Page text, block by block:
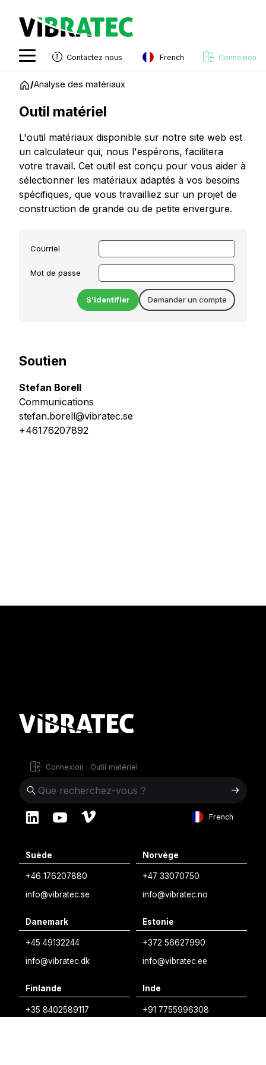
contenu
Contactez nous French
French
Estonian
Finnish
Danish
Connexion
/Analyse des matériaux
A
a
l
y
s
e
m
i
a
u
x
Outil matériel
L'outil matériaux disponible sur notre site web est
un calculateur qui, nous l'espérons, facilitera
votre travail. Cet outil est conçu pour vous aider à
sélectionner les matériaux adaptés à vos besoins
spécifiques, que vous travailliez sur un projet de
construction de grande ou de petite envergure.
Soutien
Stefan Borell
Communications
stefan.borell@vibratec.se
+46176207892
Connexion : Outil matériel
French
Swedish
Suède
+46 176207880
info@vibratec.se
Norvège
+47 33070750
info@vibratec.no
Danemark
+45 49132244
info@vibratec.dk
Estonie
+372 56627990
info@vibratec.ee
Finlande
+35 8402589117
Inde
+91 7755996308